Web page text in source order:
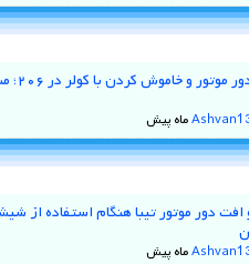
نوسان دور
دور موتور تیبا هنگام استفاده از شیشه‌